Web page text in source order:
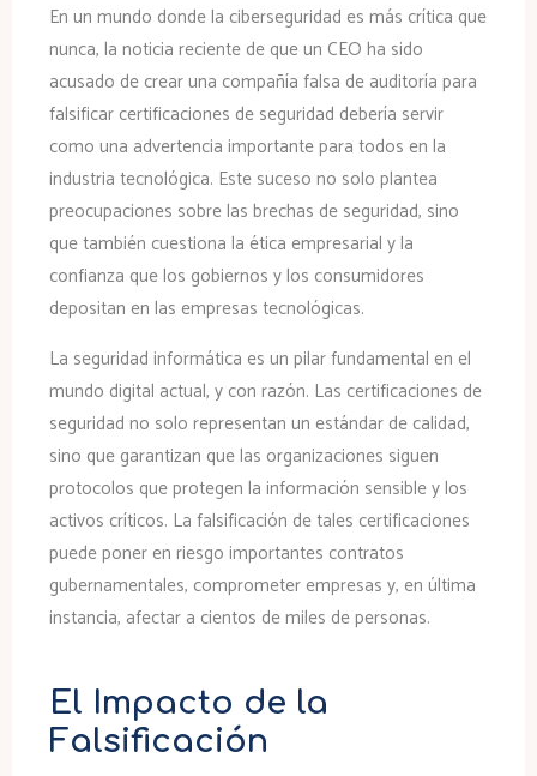
En un mundo donde la ciberseguridad es más crítica que
nunca, la noticia reciente de que un CEO ha sido
acusado de crear una compañía falsa de auditoría para
falsificar certificaciones de seguridad debería servir
como una advertencia importante para todos en la
industria tecnológica. Este suceso no solo plantea
preocupaciones sobre las brechas de seguridad, sino
que también cuestiona la ética empresarial y la
confianza que los gobiernos y los consumidores
depositan en las empresas tecnológicas.
La seguridad informática es un pilar fundamental en el
mundo digital actual, y con razón. Las certificaciones de
seguridad no solo representan un estándar de calidad,
sino que garantizan que las organizaciones siguen
protocolos que protegen la información sensible y los
activos críticos. La falsificación de tales certificaciones
puede poner en riesgo importantes contratos
gubernamentales, comprometer empresas y, en última
instancia, afectar a cientos de miles de personas.
El Impacto de la
Falsificación